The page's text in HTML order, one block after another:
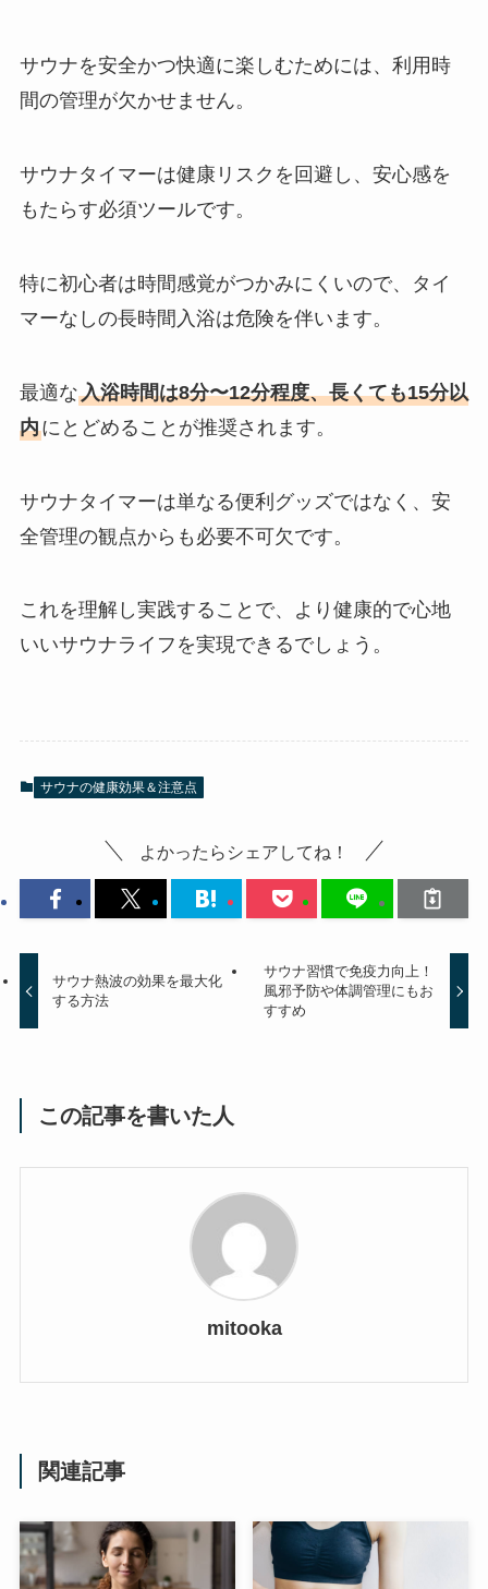
サウナを安全かつ快適に楽しむためには、利用時
間の管理が欠かせません。
サウナタイマーは健康リスクを回避し、安心感を
もたらす必須ツールです。
特に初心者は時間感覚がつかみにくいので、タイ
マーなしの長時間入浴は危険を伴います。
最適な入浴時間は8分〜12分程度、長くても15分以
内にとどめることが推奨されます。
サウナタイマーは単なる便利グッズではなく、安
全管理の観点からも必要不可欠です。
これを理解し実践することで、より健康的で心地
いいサウナライフを実現できるでしょう。
サウナの健康効果＆注意点
よかったらシェアしてね！
サウナ熱波の効果を最大化
する方法
サウナ習慣で免疫力向上！
風邪予防や体調管理にもお
すすめ
この記事を書いた人
mitooka
関連記事